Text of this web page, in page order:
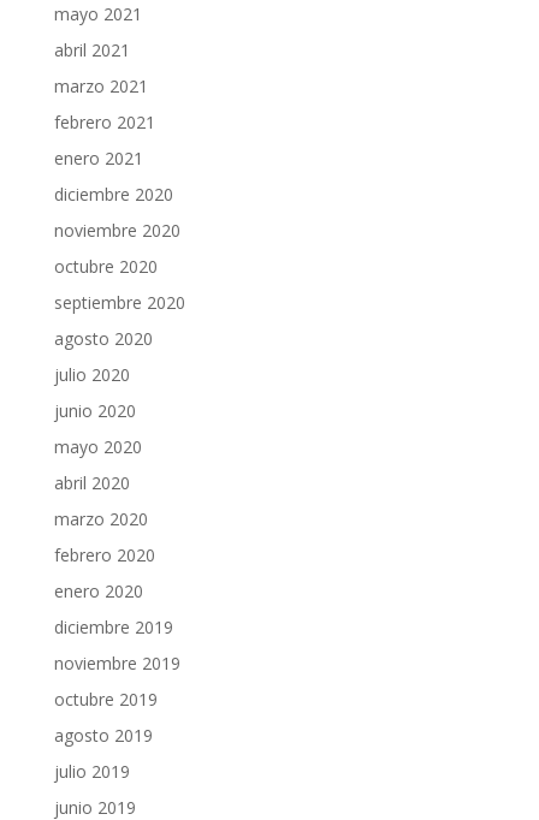
mayo 2021
abril 2021
marzo 2021
febrero 2021
enero 2021
diciembre 2020
noviembre 2020
octubre 2020
septiembre 2020
agosto 2020
julio 2020
junio 2020
mayo 2020
abril 2020
marzo 2020
febrero 2020
enero 2020
diciembre 2019
noviembre 2019
octubre 2019
agosto 2019
julio 2019
junio 2019